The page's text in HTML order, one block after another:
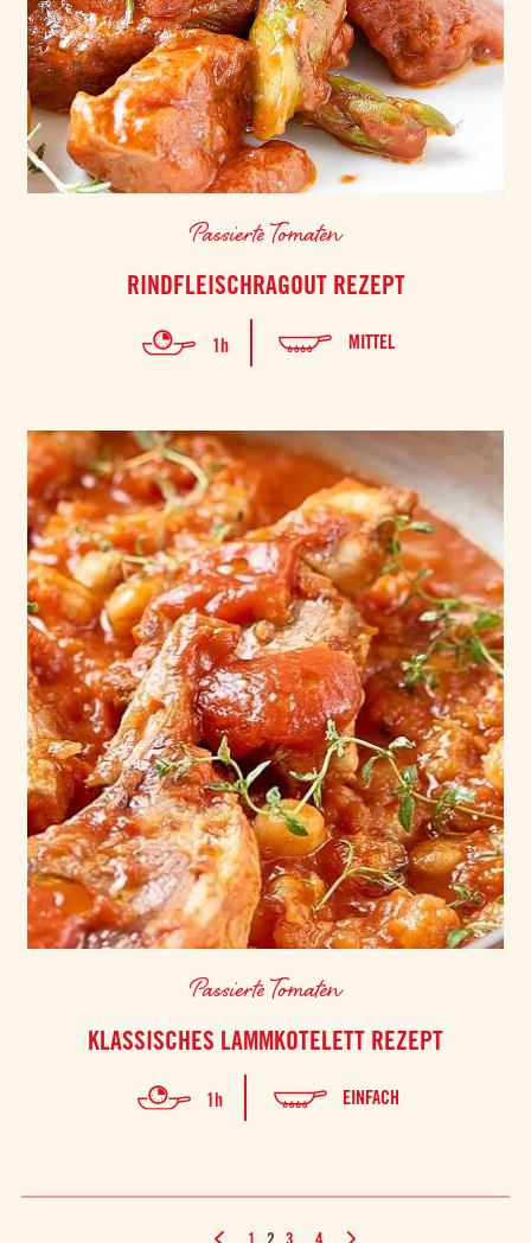
Passierte Tomaten
RINDFLEISCHRAGOUT REZEPT
1h MITTEL
Passierte Tomaten
KLASSISCHES LAMMKOTELETT REZEPT
1h EINFACH